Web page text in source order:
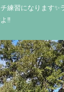
練習になります
‼️